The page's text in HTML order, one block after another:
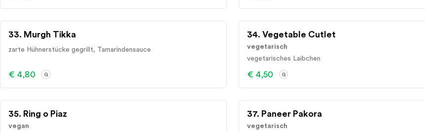
33. Murgh Tikka
zarte Hühnerstücke gegrillt, Tamarindensauce
€ 4,80 G
34. Vegetable Cutlet
vegetarisch
vegetarisches Laibchen
€ 4,50 G
35. Ring o Piaz
vegan
37. Paneer Pakora
vegetarisch